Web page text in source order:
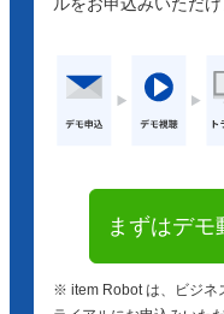
まずはデモ
※ item Robot は、ビジネ